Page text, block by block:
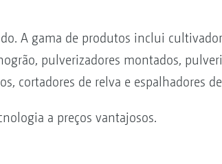
A gama de produtos inclui
pulverizadores montados,
cortadores de relva e espalhadores
a preços vantajosos.